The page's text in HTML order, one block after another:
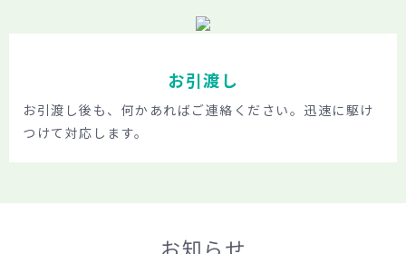
お引渡し
お引渡し後も、何かあればご連絡ください。迅速に駆け
つけて対応します。
お知らせ